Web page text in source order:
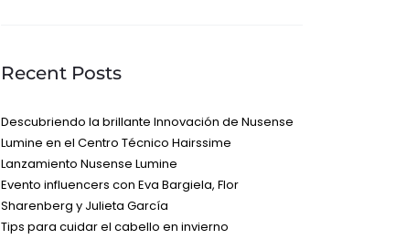
Recent Posts
Descubriendo la brillante Innovación de Nusense
Lumine en el Centro Técnico Hairssime
Lanzamiento Nusense Lumine
Evento influencers con Eva Bargiela, Flor
Sharenberg y Julieta García
Tips para cuidar el cabello en invierno